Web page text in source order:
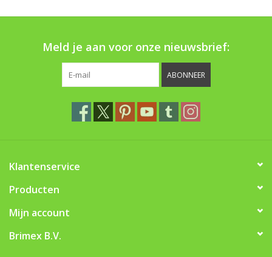
Meld je aan voor onze nieuwsbrief:
ABONNEER
Klantenservice
Producten
Mijn account
Brimex B.V.